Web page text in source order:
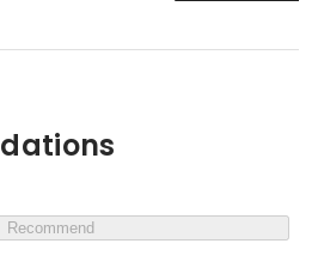
ンについて
Recommend